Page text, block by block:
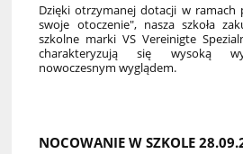
Dzięki otrzymanej dotacji w ramach
swoje otoczenie", nasza szkoła
szkolne marki VS Vereinigte
charakteryzują się wysoką
nowoczesnym wyglądem.
NOCOWANIE W SZKOLE